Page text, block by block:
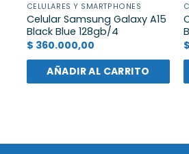
CELULARES Y SMARTPHONES
Celular Samsung Galaxy A15
Black Blue 128gb/4
$ 360.000,00
AÑADIR AL CARRITO
$